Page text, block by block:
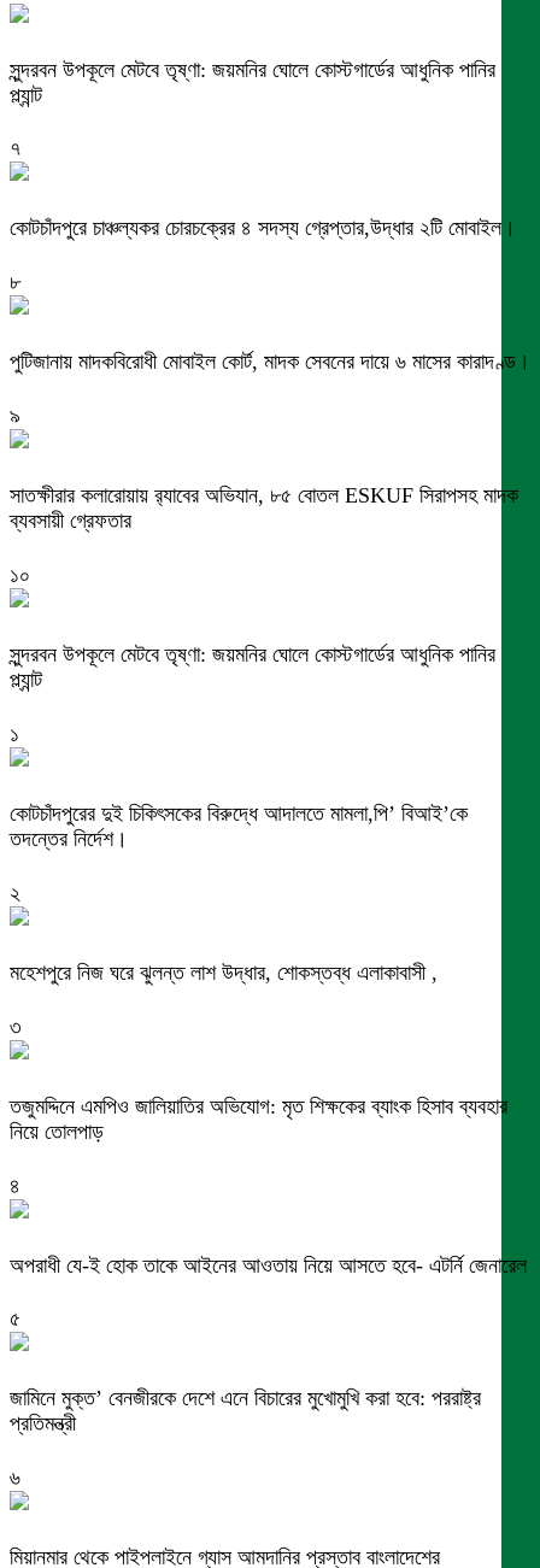
সুন্দরবন উপকূলে মেটবে তৃষ্ণা: জয়মনির ঘোলে কোস্টগার্ডের আধুনিক পানির
প্ল্যান্ট
৭
কোটচাঁদপুরে চাঞ্চল্যকর চোরচক্রের ৪ সদস্য গ্রেপ্তার,উদ্ধার ২টি মোবাইল।
৮
পুটিজানায় মাদকবিরোধী মোবাইল কোর্ট, মাদক সেবনের দায়ে ৬ মাসের কারাদণ্ড।
৯
সাতক্ষীরার কলারোয়ায় র‍্যাবের অভিযান, ৮৫ বোতল ESKUF সিরাপসহ মাদক
ব্যবসায়ী গ্রেফতার
১০
সুন্দরবন উপকূলে মেটবে তৃষ্ণা: জয়মনির ঘোলে কোস্টগার্ডের আধুনিক পানির
প্ল্যান্ট
১
কোটচাঁদপুরের দুই চিকিৎসকের বিরুদ্ধে আদালতে মামলা,পি’ বিআই’কে
তদন্তের নির্দেশ।
২
মহেশপুরে নিজ ঘরে ঝুলন্ত লাশ উদ্ধার, শোকস্তব্ধ এলাকাবাসী ,
৩
তজুমদ্দিনে এমপিও জালিয়াতির অভিযোগ: মৃত শিক্ষকের ব্যাংক হিসাব ব্যবহার
নিয়ে তোলপাড়
৪
অপরাধী যে-ই হোক তাকে আইনের আওতায় নিয়ে আসতে হবে- এটর্নি জেনারেল
৫
জামিনে মুক্ত’ বেনজীরকে দেশে এনে বিচারের মুখোমুখি করা হবে: পররাষ্ট্র
প্রতিমন্ত্রী
৬
মিয়ানমার থেকে পাইপলাইনে গ্যাস আমদানির প্রস্তাব বাংলাদেশের